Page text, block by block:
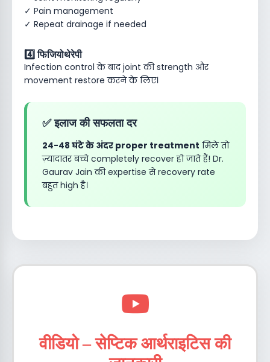
✓ Pain management
✓ Repeat drainage if needed
4️⃣ फिजियोथेरेपी
Infection control के बाद joint की strength और
movement restore करने के लिए।
✅ इलाज की सफलता दर
24-48 घंटे के अंदर proper treatment मिले तो
ज़्यादातर बच्चे completely recover हो जाते हैं! Dr.
Gaurav Jain की expertise से recovery rate
बहुत high है।
वीडियो – सेप्टिक आर्थराइटिस की